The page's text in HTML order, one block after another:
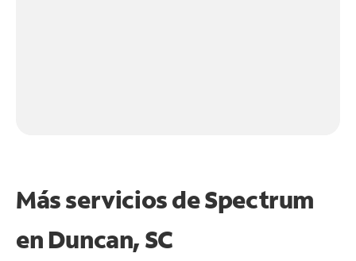
Más servicios de Spectrum
en Duncan, SC